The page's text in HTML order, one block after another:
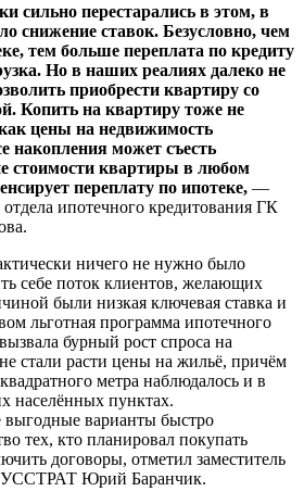
сильно перестарались в этом, в
снижение ставок. Безусловно, чем
тем больше переплата по кредиту
Но в наших реалиях далеко не
приобрести квартиру со
Копить на квартиру тоже не
цены на недвижимость
накопления может съесть
стоимости квартиры в любом
переплату по ипотеке, —
ипотечного кредитования ГК
ничего не нужно было
себе поток клиентов, желающих
были низкая ключевая ставка и
льготная программа ипотечного
бурный рост спроса на
стали расти цены на жильё, причём
метра наблюдалось и в
населённых пунктах.
выгодные варианты быстро
тех, кто планировал покупать
договоры, отметил заместитель
Юрий Баранчик.